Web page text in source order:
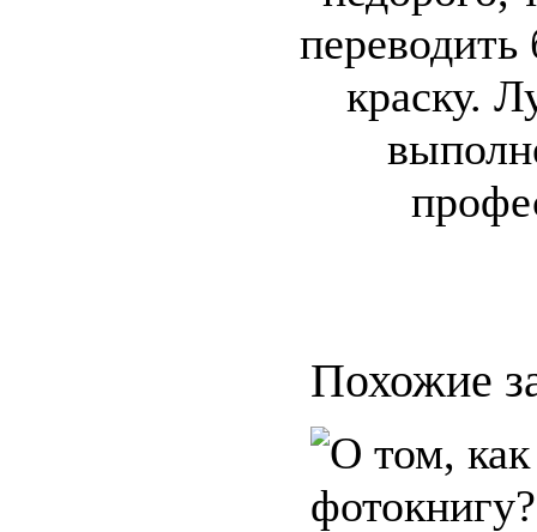
переводить
краску.
Похожие